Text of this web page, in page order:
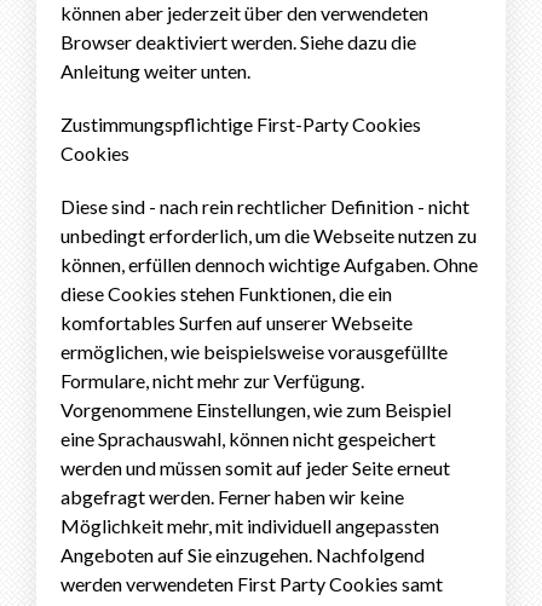
können aber jederzeit über den verwendeten
Browser deaktiviert werden. Siehe dazu die
Anleitung weiter unten.
Zustimmungspflichtige First-Party Cookies
Cookies
Diese sind - nach rein rechtlicher Definition - nicht
unbedingt erforderlich, um die Webseite nutzen zu
können, erfüllen dennoch wichtige Aufgaben. Ohne
diese Cookies stehen Funktionen, die ein
komfortables Surfen auf unserer Webseite
ermöglichen, wie beispielsweise vorausgefüllte
Formulare, nicht mehr zur Verfügung.
Vorgenommene Einstellungen, wie zum Beispiel
eine Sprachauswahl, können nicht gespeichert
werden und müssen somit auf jeder Seite erneut
abgefragt werden. Ferner haben wir keine
Möglichkeit mehr, mit individuell angepassten
Angeboten auf Sie einzugehen. Nachfolgend
werden verwendeten First Party Cookies samt